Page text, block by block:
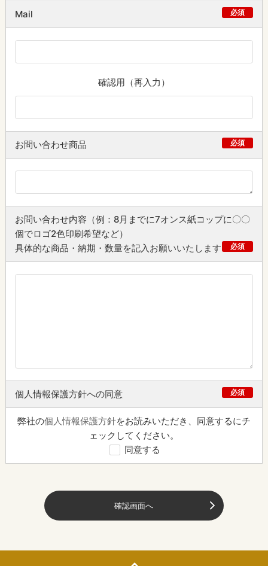
Mail 必須
確認用（再入力）
お問い合わせ商品 必須
お問い合わせ内容（例：8月までに7オンス紙コップに〇〇
個でロゴ2色印刷希望など）
具体的な商品・納期・数量を記入お願いいたします
必須
個人情報保護方針への同意 必須
弊社の個人情報保護方針をお読みいただき、同意するにチ
ェックしてください。
同意する